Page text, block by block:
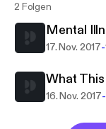
2 Folgen
Mental
17. Nov. 2017-
What This
16. Nov. 2017-